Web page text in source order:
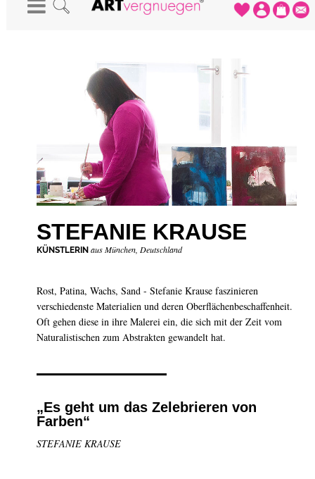
STEFANIE KRAUSE
KÜNSTLERIN aus München, Deutschland
Rost, Patina, Wachs, Sand - Stefanie Krause faszinieren
verschiedenste Materialien und deren Oberflächenbeschaffenheit.
Oft gehen diese in ihre Malerei ein, die sich mit der Zeit vom
Naturalistischen zum Abstrakten gewandelt hat.
„Es geht um das Zelebrieren von
Farben“
STEFANIE KRAUSE